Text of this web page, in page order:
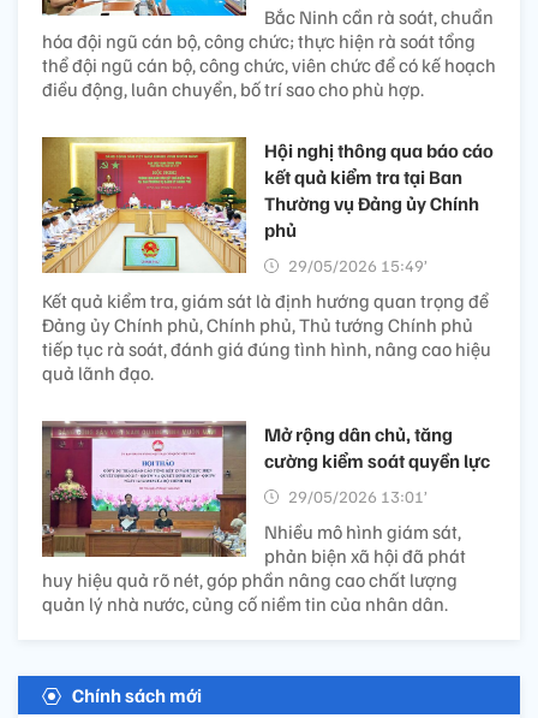
Bắc Ninh cần rà soát, chuẩn
hóa đội ngũ cán bộ, công chức; thực hiện rà soát tổng
thể đội ngũ cán bộ, công chức, viên chức để có kế hoạch
điều động, luân chuyển, bố trí sao cho phù hợp.
Hội nghị thông qua báo cáo
kết quả kiểm tra tại Ban
Thường vụ Đảng ủy Chính
phủ
29/05/2026 15:49’
Kết quả kiểm tra, giám sát là định hướng quan trọng để
Đảng ủy Chính phủ, Chính phủ, Thủ tướng Chính phủ
tiếp tục rà soát, đánh giá đúng tình hình, nâng cao hiệu
quả lãnh đạo.
Mở rộng dân chủ, tăng
cường kiểm soát quyền lực
29/05/2026 13:01’
Nhiều mô hình giám sát,
phản biện xã hội đã phát
huy hiệu quả rõ nét, góp phần nâng cao chất lượng
quản lý nhà nước, củng cố niềm tin của nhân dân.
Chính sách mới